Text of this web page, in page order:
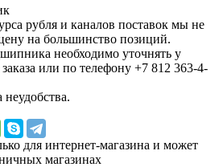
рубля и каналов поставок мы не
на большинство позиций.
необходимо уточнять у
или по телефону +7 812 363-4-
для интернет-магазина и может
магазинах